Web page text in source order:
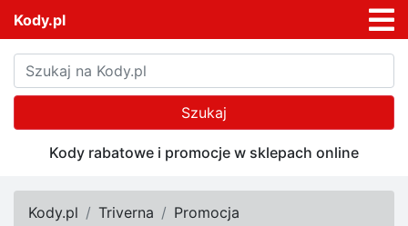
Kody.pl
Szukaj
Kody rabatowe i promocje w sklepach online
Kody.pl Triverna Promocja